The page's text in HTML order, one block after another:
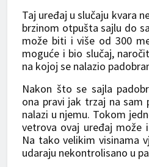
Taj uređaj u slučaju kvara
brzinom otpušta sajlu do
može biti i više od 300
moguće i bio slučaj,
na kojoj se nalazio
Nakon što se sajla
ona pravi jak trzaj na sam
nalazi u njemu. Tokom
vetrova ovaj uređaj može
Na tako velikim visinama
udaraju nekontrolisano u